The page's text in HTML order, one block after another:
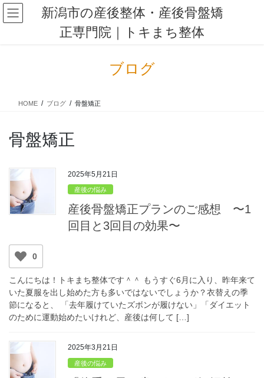
コ
ン
ナ
ビ
新潟市の産後整体・産後骨盤矯
正専門院｜トキまち整体
ブログ
HOME ブログ 骨盤矯正
骨盤矯正
2025年5月21日
産後の悩み
産後骨盤矯正プランのご感想 〜1
回目と3回目の効果〜
0
こんにちは！トキまち整体です＾＾ もうすぐ6月に入り、昨年来て
いた夏服を出し始めた方も多いではないでしょうか？衣替えの季
節になると、 「去年履けていたズボンが履けない」「ダイエット
のために運動始めたいけれど、産後は何して […]
2025年3月21日
産後の悩み